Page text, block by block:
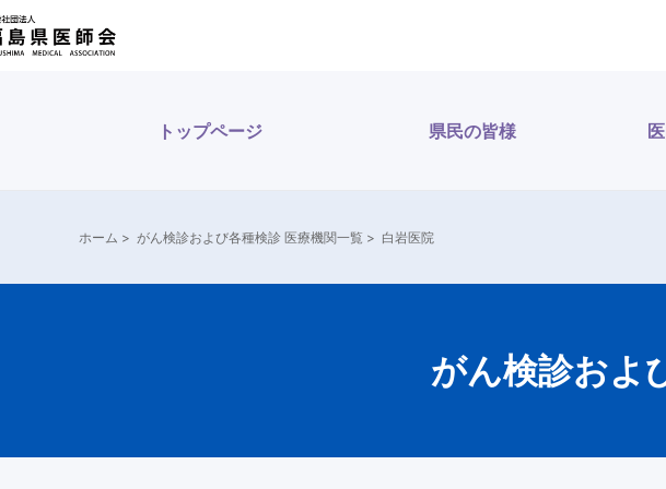
内
容
トップページ 県民の皆様
ホーム > がん検診および各種検診 医療機関一覧 > 白岩医院
がん検診およ